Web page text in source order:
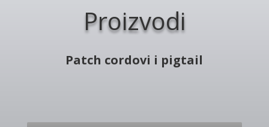
Proizvodi
Patch cordovi i pigtail